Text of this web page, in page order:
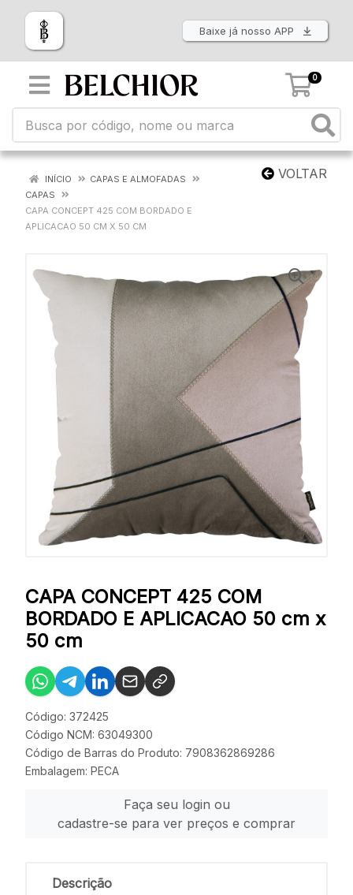
Baixe já nosso APP
0
VOLTAR
INÍCIO
CAPAS E ALMOFADAS
CAPAS
CAPA CONCEPT 425 COM BORDADO E
APLICACAO 50 CM X 50 CM
CAPA CONCEPT 425 COM
BORDADO E APLICACAO 50 cm x
50 cm
Código: 372425
Código NCM: 63049300
Código de Barras do Produto: 7908362869286
Embalagem: PECA
Faça seu login ou
cadastre-se para ver preços e comprar
Descrição